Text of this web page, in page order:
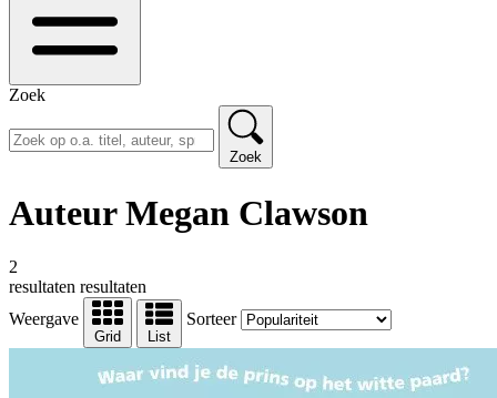
Zoek
Zoek
Auteur Megan Clawson
2
resultaten resultaten
Weergave
Grid List
Sorteer